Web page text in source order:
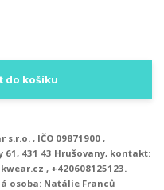
do košíku
s.r.o. , IČO 09871900 ,
61, 431 43 Hrušovany, kontakt:
, +420608125123.
osoba: Natálie Franců